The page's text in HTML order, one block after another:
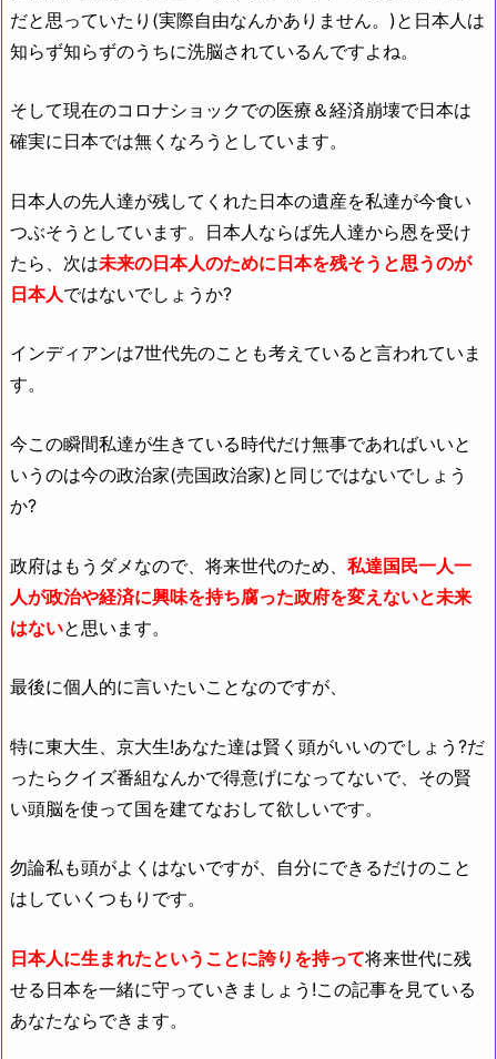
だと思っていたり(実際自由なんかありません。)と日本人は
知らず知らずのうちに洗脳されているんですよね。
そして現在のコロナショックでの医療＆経済崩壊で日本は
確実に日本では無くなろうとしています。
日本人の先人達が残してくれた日本の遺産を私達が今食い
つぶそうとしています。日本人ならば先人達から恩を受け
たら、次は未来の日本人のために日本を残そうと思うのが
日本人ではないでしょうか?
インディアンは7世代先のことも考えていると言われていま
す。
今この瞬間私達が生きている時代だけ無事であればいいと
いうのは今の政治家(売国政治家)と同じではないでしょう
か?
政府はもうダメなので、将来世代のため、 私達国民一人一
人が政治や経済に興味を持ち腐った政府を変えないと未来
はないと思います。
最後に個人的に言いたいことなのですが、
特に東大生、京大生!あなた達は賢く頭がいいのでしょう?だ
ったらクイズ番組なんかで得意げになってないで、その賢
い頭脳を使って国を建てなおして欲しいです。
勿論私も頭がよくはないですが、自分にできるだけのこと
はしていくつもりです。
日本人に生まれたということに誇りを持って将来世代に残
せる日本を一緒に守っていきましょう!この記事を見ている
あなたならできます。